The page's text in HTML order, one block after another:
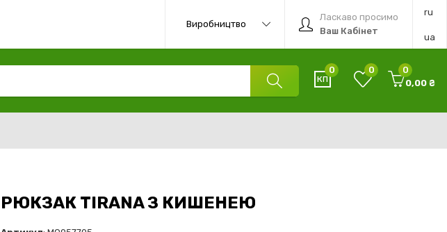
ru
ua
Ласкаво просимо
Ваш Кабінет
Виробництво
0 0
0
0,00 ₴
РЮКЗАК TIRANA З КИШЕНЕЮ